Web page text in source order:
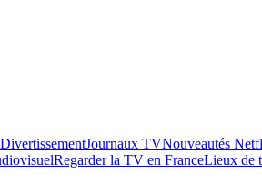
DivertissementJournaux TVNouveautés
Regarder la TV en FranceLieux de